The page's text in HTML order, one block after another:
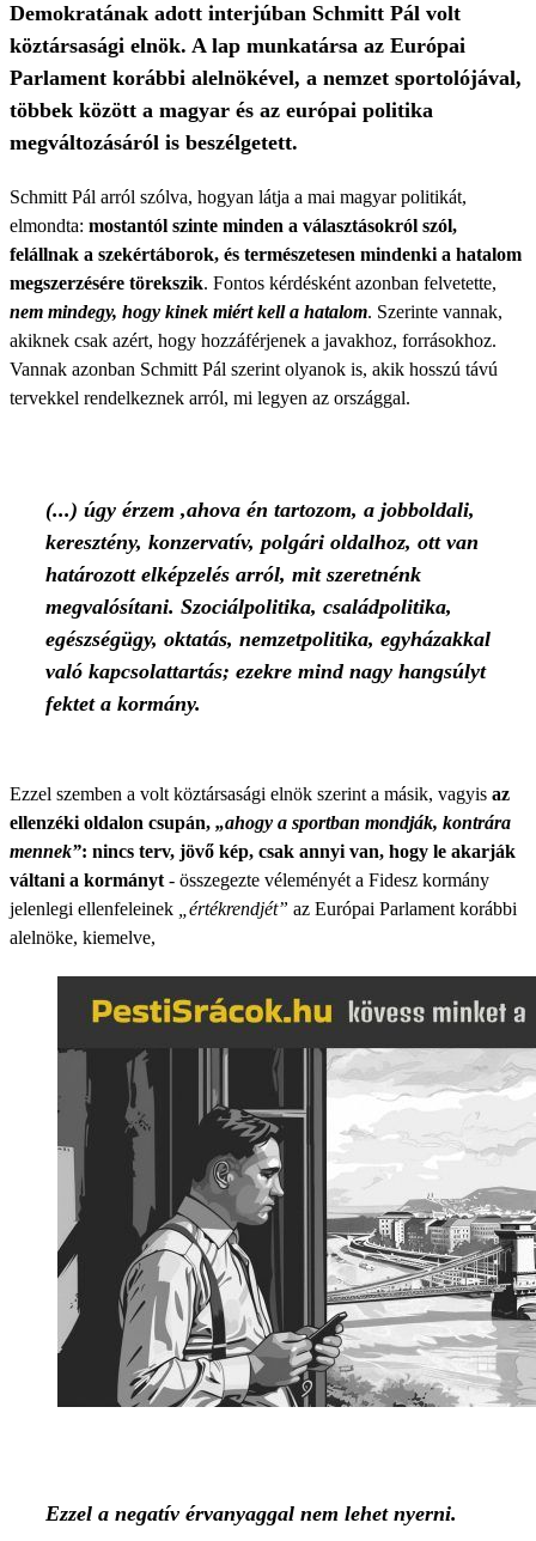
Demokratának adott interjúban Schmitt Pál volt
köztársasági elnök. A lap munkatársa az Európai
Parlament korábbi alelnökével, a nemzet sportolójával,
többek között a magyar és az európai politika
megváltozásáról is beszélgetett.
Schmitt Pál arról szólva, hogyan látja a mai magyar politikát,
elmondta: mostantól szinte minden a választásokról szól,
felállnak a szekértáborok, és természetesen mindenki a hatalom
megszerzésére törekszik. Fontos kérdésként azonban felvetette,
nem mindegy, hogy kinek miért kell a hatalom. Szerinte vannak,
akiknek csak azért, hogy hozzáférjenek a javakhoz, forrásokhoz.
Vannak azonban Schmitt Pál szerint olyanok is, akik hosszú távú
tervekkel rendelkeznek arról, mi legyen az országgal.
(...) úgy érzem ,ahova én tartozom, a jobboldali,
keresztény, konzervatív, polgári oldalhoz, ott van
határozott elképzelés arról, mit szeretnénk
megvalósítani. Szociálpolitika, családpolitika,
egészségügy, oktatás, nemzetpolitika, egyházakkal
való kapcsolattartás; ezekre mind nagy hangsúlyt
fektet a kormány.
Ezzel szemben a volt köztársasági elnök szerint a másik, vagyis az
ellenzéki oldalon csupán, „ahogy a sportban mondják, kontrára
mennek”: nincs terv, jövő kép, csak annyi van, hogy le akarják
váltani a kormányt - összegezte véleményét a Fidesz kormány
jelenlegi ellenfeleinek
„értékrendjét” az Európai Parlament korábbi
alelnöke, kiemelve,
Ezzel a negatív érvanyaggal nem lehet nyerni.